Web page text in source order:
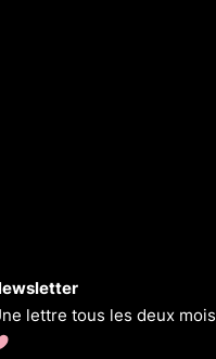
lettre tous les deux